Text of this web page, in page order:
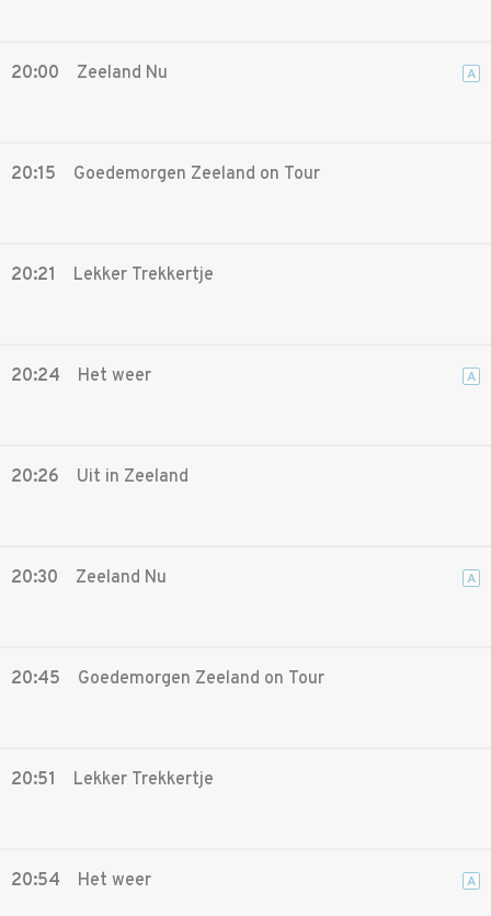
20:00 Zeeland Nu A
20:15 Goedemorgen Zeeland on Tour
20:21 Lekker Trekkertje
20:24 Het weer A
20:26 Uit in Zeeland
20:30 Zeeland Nu A
20:45 Goedemorgen Zeeland on Tour
20:51 Lekker Trekkertje
20:54 Het weer A